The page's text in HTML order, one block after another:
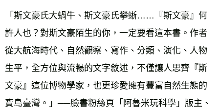
「斯文豪氏大蝸牛、斯文豪氏攀蜥……『斯文豪』何
許人也？對斯文豪陌生的你，一定要看這本書。作者
從大航海時代、自然觀察、寫作、分類、演化、人物
生平，全方位與流暢的文字敘述，不僅讓人思齊『斯
文豪』這位博物學家，也更珍愛擁有豐富自然生態的
寶島臺灣。」──臉書粉絲頁「阿魯米玩科學」版主、